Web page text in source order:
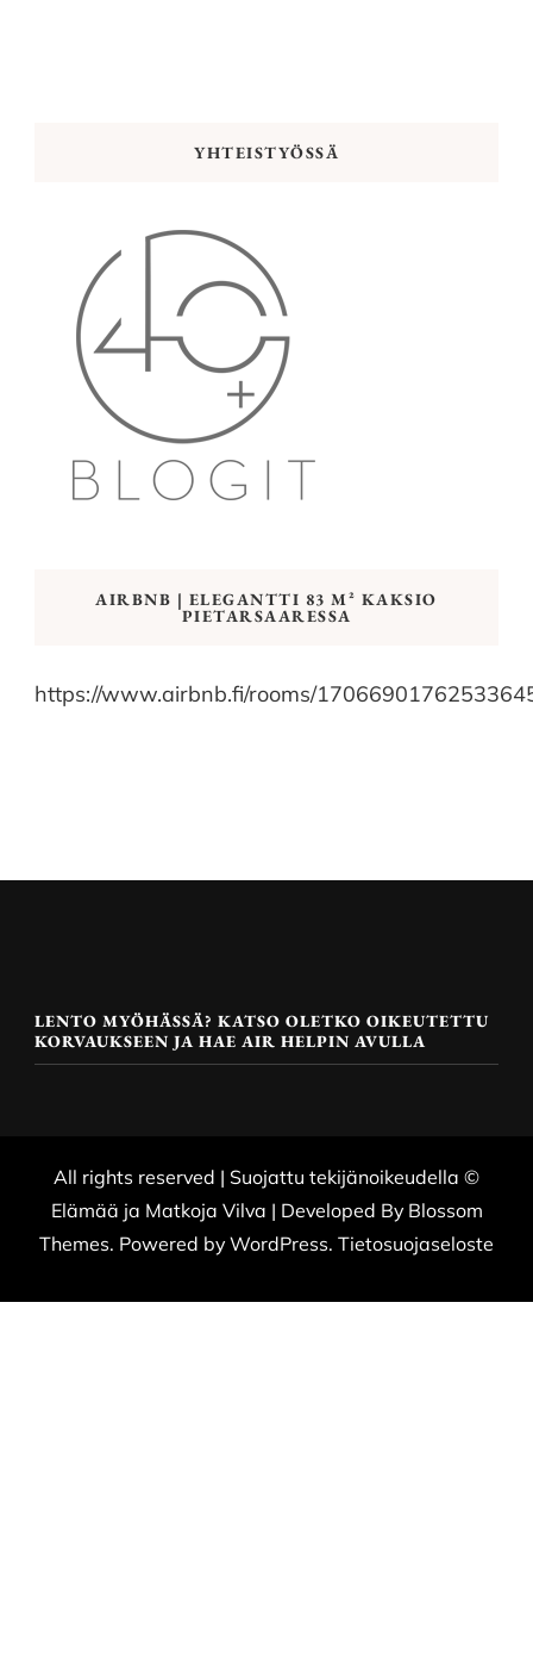
YHTEISTYÖSSÄ
AIRBNB | ELEGANTTI 83 M² KAKSIO
PIETARSAARESSA
https://www.airbnb.fi/rooms/
LENTO MYÖHÄSSÄ? KATSO OLETKO OIKEUTETTU
KORVAUKSEEN JA HAE AIR HELPIN AVULLA
All rights reserved | Suojattu tekijänoikeudella ©
Elämää ja Matkoja Vilva | Developed By Blossom
Themes. Powered byWordPress. Tietosuojaseloste